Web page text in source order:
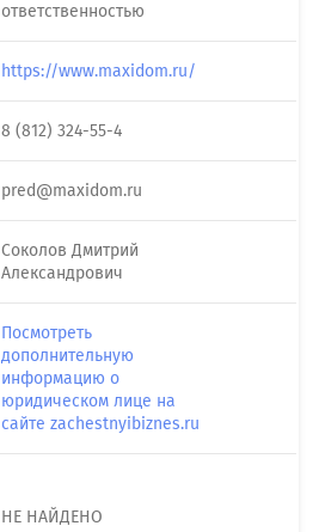
ответственностью
https://www.maxidom.ru/
8 (812) 324-55-4
pred@maxidom.ru
Соколов Дмитрий
Александрович
Посмотреть
дополнительную
информацию о
юридическом лице на
сайте zachestnyibiznes.ru
НЕ НАЙДЕНО